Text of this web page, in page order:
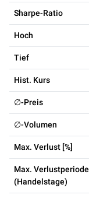
Sharpe-Ratio
Hoch
Tief
Hist. Kurs
∅-Preis
∅-Volumen
Max. Verlust [%]
Max. Verlustperiode
(Handelstage)